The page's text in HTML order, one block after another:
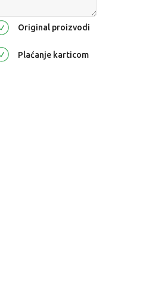
Original proizvodi
Plaćanje karticom